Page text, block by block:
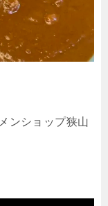
ンショップ狭山